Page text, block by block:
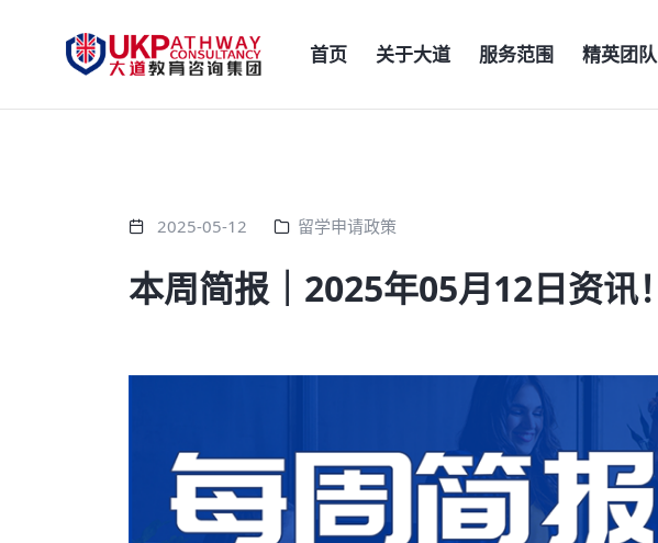
首页 关于大道 服务范围 精英团队
2025-05-12 留学申请政策
本周简报｜2025年05月12日资讯！